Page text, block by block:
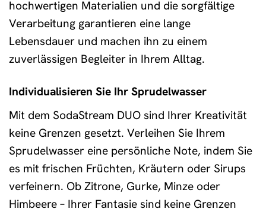
hochwertigen Materialien und die sorgfältige
Verarbeitung garantieren eine lange
Lebensdauer und machen ihn zu einem
zuverlässigen Begleiter in Ihrem Alltag.
Individualisieren Sie Ihr Sprudelwasser
Mit dem SodaStream DUO sind Ihrer Kreativität
keine Grenzen gesetzt. Verleihen Sie Ihrem
Sprudelwasser eine persönliche Note, indem Sie
es mit frischen Früchten, Kräutern oder Sirups
verfeinern. Ob Zitrone, Gurke, Minze oder
Himbeere – Ihrer Fantasie sind keine Grenzen